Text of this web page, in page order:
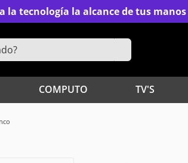
la tecnología la alcance de tus manos
COMPUTO TV'S
2